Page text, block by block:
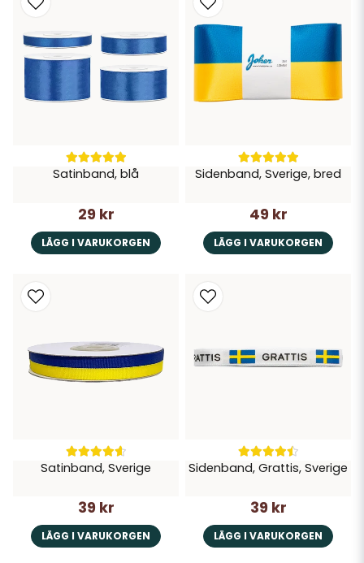
Satinband, blå
29 kr
LÄGG I VARUKORGEN
Sidenband, Sverige, bred
49 kr
LÄGG I VARUKORGEN
Satinband, Sverige
39 kr
LÄGG I VARUKORGEN
Sidenband, Grattis, Sverige
39 kr
LÄGG I VARUKORGEN